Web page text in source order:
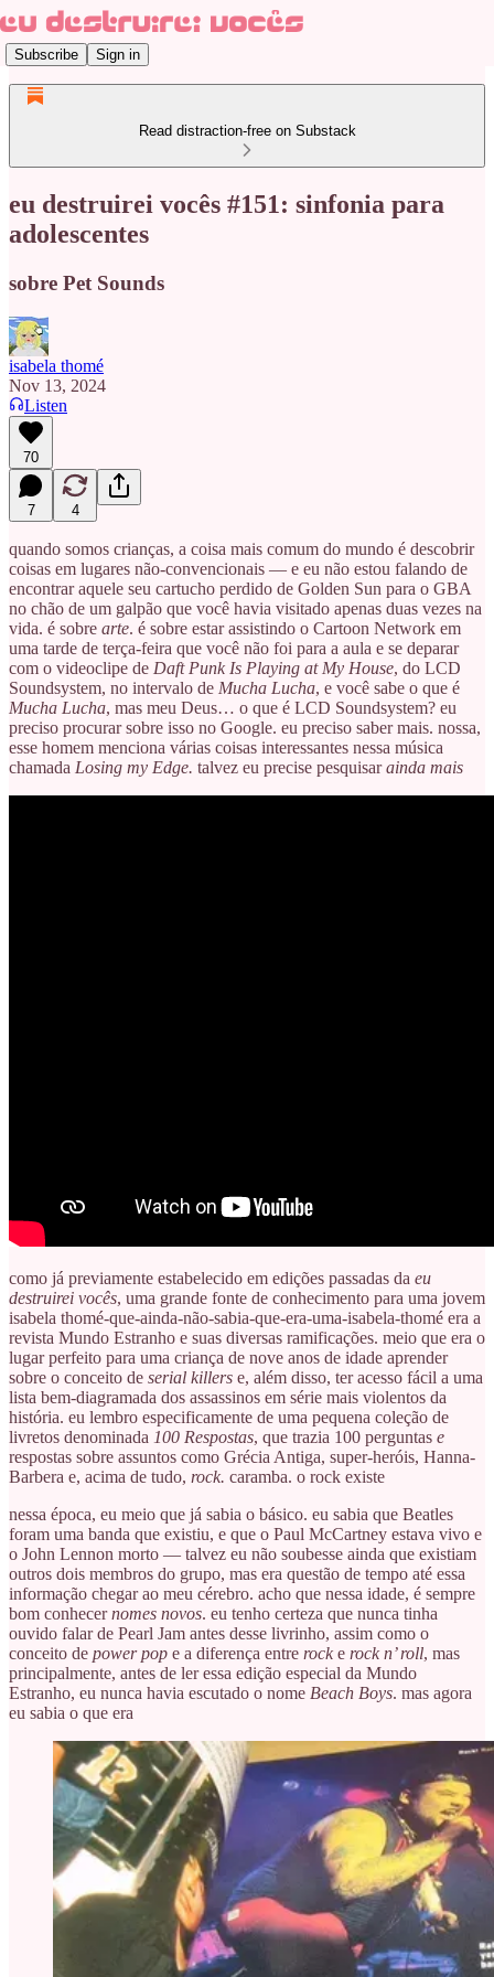
Subscribe Sign in
Read distraction-free on Substack
eu destruirei vocês #151: sinfonia para
adolescentes
sobre Pet Sounds
isabela thomé
Nov 13, 2024
Listen
70
7 4
quando somos crianças, a coisa mais comum do mundo é descobrir
coisas em lugares não-convencionais — e eu não estou falando de
encontrar aquele seu cartucho perdido de Golden Sun para o GBA
no chão de um galpão que você havia visitado apenas duas vezes na
vida. é sobre arte. é sobre estar assistindo o Cartoon Network em
uma tarde de terça-feira que você não foi para a aula e se deparar
com o videoclipe de Daft Punk Is Playing at My House, do LCD
Soundsystem, no intervalo de Mucha Lucha, e você sabe o que é
Mucha Lucha, mas meu Deus… o que é LCD Soundsystem? eu
preciso procurar sobre isso no Google. eu preciso saber mais. nossa,
esse homem menciona várias coisas interessantes nessa música
chamada Losing my Edge. talvez eu precise pesquisarainda mais
como já previamente estabelecido em edições passadas da eu
destruirei vocês, uma grande fonte de conhecimento para uma jovem
isabela thomé-que-ainda-não-sabia-que-era-uma-isabela-thomé era a
revista Mundo Estranho e suas diversas ramificações. meio que era o
lugar perfeito para uma criança de nove anos de idade aprender
sobre o conceito de serial killers e, além disso, ter acesso fácil a uma
lista bem-diagramada dos assassinos em série mais violentos da
história. eu lembro especificamente de uma pequena coleção de
livretos denominada 100 Respostas, que trazia 100 perguntas e
respostas sobre assuntos como Grécia Antiga, super-heróis, Hanna-
Barbera e, acima de tudo, rock. caramba. o rock existe
nessa época, eu meio que já sabia o básico. eu sabia que Beatles
foram uma banda que existiu, e que o Paul McCartney estava vivo e
o John Lennon morto — talvez eu não soubesse ainda que existiam
outros dois membros do grupo, mas era questão de tempo até essa
informação chegar ao meu cérebro. acho que nessa idade, é sempre
bom conhecernomes novos. eu tenho certeza que nunca tinha
ouvido falar de Pearl Jam antes desse livrinho, assim como o
conceito de power pop e a diferença entre rock e rock n’ roll, mas
principalmente, antes de ler essa edição especial da Mundo
Estranho, eu nunca havia escutado o nome Beach Boys. mas agora
eu sabia o que era